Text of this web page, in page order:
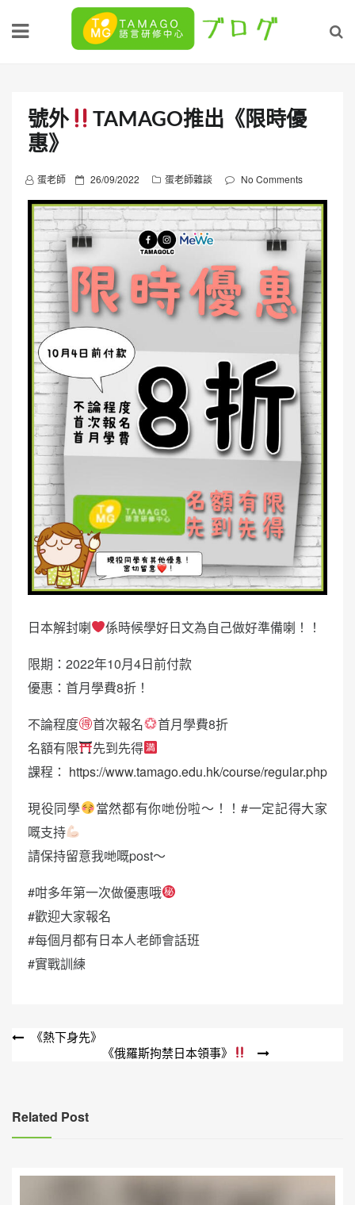
號外
TAMAGO推出《限時優
惠》
蛋老師
P
o
s
t
e
d
o
26/09/2022 蛋老師雜談 No Comments
日本解封喇
係時候學好日文為自己做好準備喇！！
限期：2022年10月4日前付款
優惠：首月學費8折！
不論程度
首次報名
首月學費8折
名額有限
先到先得
課程： https://www.tamago.edu.hk/course/regular.php
現役同學
當然都有你哋份啦～！！#一定記得大家
嘅支持
請保持留意我哋嘅post～
#咁多年第一次做優惠哦
#歡迎大家報名
#每個月都有日本人老師會話班
#實戰訓練
文
覽
《熱下身先》
《俄羅斯拘禁日本領事》
Related Post